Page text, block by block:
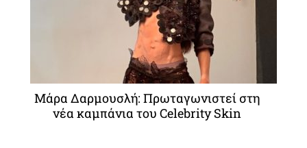
Μάρα Δαρμουσλή: Πρωταγωνιστεί στη
νέα καμπάνια του Celebrity Skin